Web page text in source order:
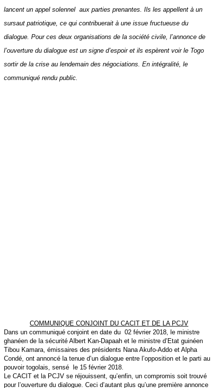
lancent un appel solennel aux parties prenantes. Ils les appellent à un
sursaut patriotique, ce qui contribuerait à une issue fructueuse du
dialogue. Pour ces deux organisations de la société civile, l’annonce de
l’ouverture du dialogue est un signe d’espoir et ils espèrent voir le Togo
sortir de la crise au lendemain des négociations. En intégralité, le
communiqué rendu public.
COMMUNIQUE CONJOINT DU CACIT ET DE LA PCJV
Dans un communiqué conjoint en date du 02 février 2018, le ministre
ghanéen de la sécurité Albert Kan-Dapaah et le ministre d’Etat guinéen
Tibou Kamara, émissaires des présidents Nana Akufo-Addo et Alpha
Condé, ont annoncé la tenue d’un dialogue entre l’opposition et le parti au
pouvoir togolais, sensé le 15 février 2018.
Le CACIT et la PCJV se réjouissent, qu’enfin, un compromis soit trouvé
pour l’ouverture du dialogue. Ceci d’autant plus qu’une première annonce